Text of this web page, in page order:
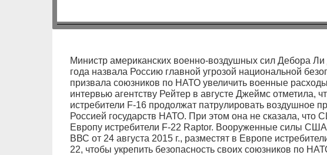
Министр американских военно-воздушных сил Дебора
года назвала Россию главной угрозой национальной
призвала союзников по НАТО увеличить военные
интервью агентству Рейтер в августе Джеймс отметила,
истребители F-16 продолжат патрулировать воздушное
Россией государств НАТО. При этом она не сказала,
Европу истребители F-22 Raptor. Вооруженные силы
ВВС от 24 августа 2015 г., разместят в Европе
22, чтобы укрепить безопасность своих союзников по